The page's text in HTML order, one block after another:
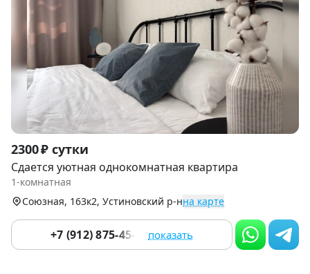
Item
1
of
9
2300 ₽ сутки
Сдается уютная однокомнатная квартира
1-комнатная
Союзная, 163к2, Устиновский р-нна карте
+7 (912) 875-45-48 показать